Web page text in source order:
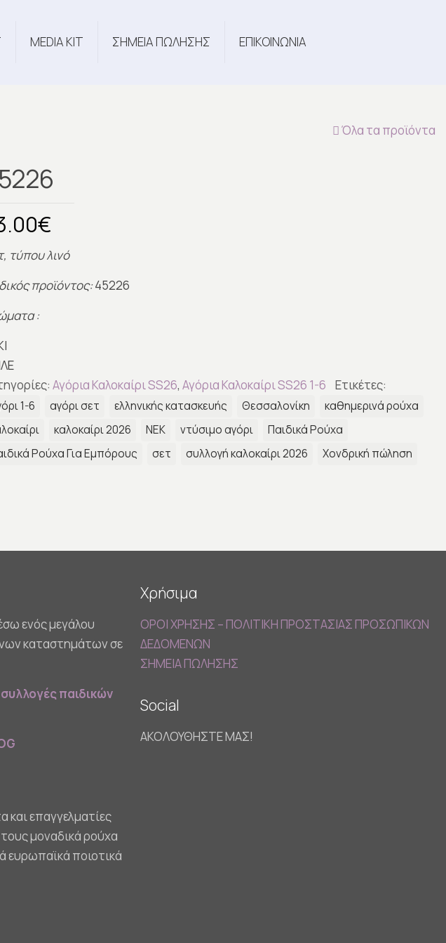
MEDIA KIT ΣΗΜΕΙΑ ΠΩΛΗΣΗΣ ΕΠΙΚΟΙΝΩΝΙΑ
Όλα τα προϊόντα
€
τύπου λινό
προϊόντος:45226
:
Αγόρια Καλοκαίρι SS26, Αγόρια Καλοκαίρι SS26 1-6 Ετικέτες:
1-6 αγόρι σετ ελληνικής κατασκευής Θεσσαλονίκη
καθημερινά ρούχα
καλοκαίρι 2026 ΝΕΚ ντύσιμο αγόρι
Παιδικά Ρούχα
Ρούχα Για Εμπόρους
σετ συλλογή καλοκαίρι 2026 Χονδρική πώληση
ενός μεγάλου
καταστημάτων σε
συλλογές παιδικών
επαγγελματίες
μοναδικά ρούχα
ευρωπαϊκά ποιοτικά
Χρήσιμα
ΟΡΟΙ ΧΡΗΣΗΣ – ΠΟΛΙΤΙΚΗ ΠΡΟΣΤΑΣΙΑΣ ΠΡΟΣΩΠΙΚΩΝ
ΔΕΔΟΜΕΝΩΝ
ΣΗΜΕΙΑ ΠΩΛΗΣΗΣ
Social
ΑΚΟΛΟΥΘΗΣΤΕ ΜΑΣ!